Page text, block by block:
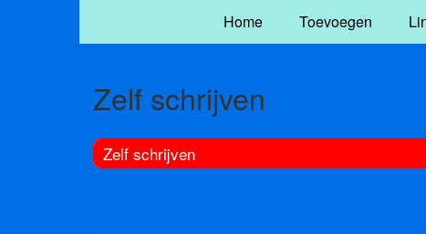
Home Toevoegen
Zelf schrijven
Zelf schrijven